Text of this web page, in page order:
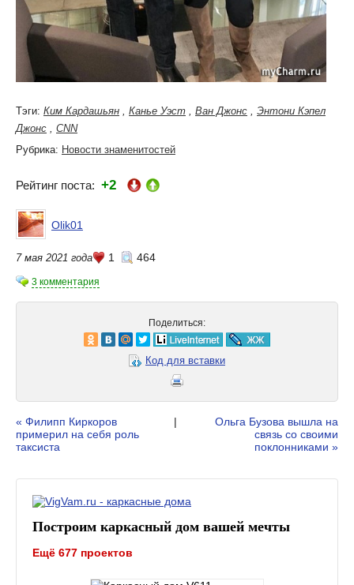
Тэги: Ким Кардашьян , Канье Уэст , Ван Джонс , Энтони Кэпел
Джонс , CNN
Рубрика: Новости знаменитостей
Рейтинг поста: +2
Olik01
7 мая 2021 года 1 464
3 комментария
Поделиться:
Код для вставки
« Филипп Киркоров
примерил на себя роль
таксиста
|
Ольга Бузова вышла на
связь со своими
поклонниками »
Построим каркасный дом вашей мечты
Ещё 677 проектов